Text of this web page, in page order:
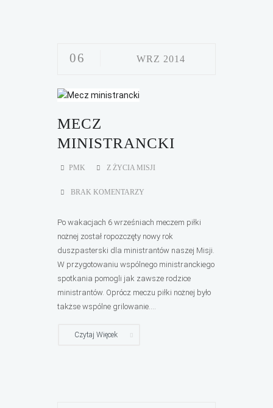
06 WRZ 2014
MECZ
MINISTRANCKI
PMK Z ŻYCIA MISJI
BRAK KOMENTARZY
Po wakacjach 6 wrześniach meczem piłki
nożnej został ropozczęty nowy rok
duszpasterski dla ministrantów naszej Misji.
W przygotowaniu wspólnego ministranckiego
spotkania pomogli jak zawsze rodzice
ministrantów. Oprócz meczu piłki nożnej było
takżse wspólne grilowanie....
Czytaj Więcek